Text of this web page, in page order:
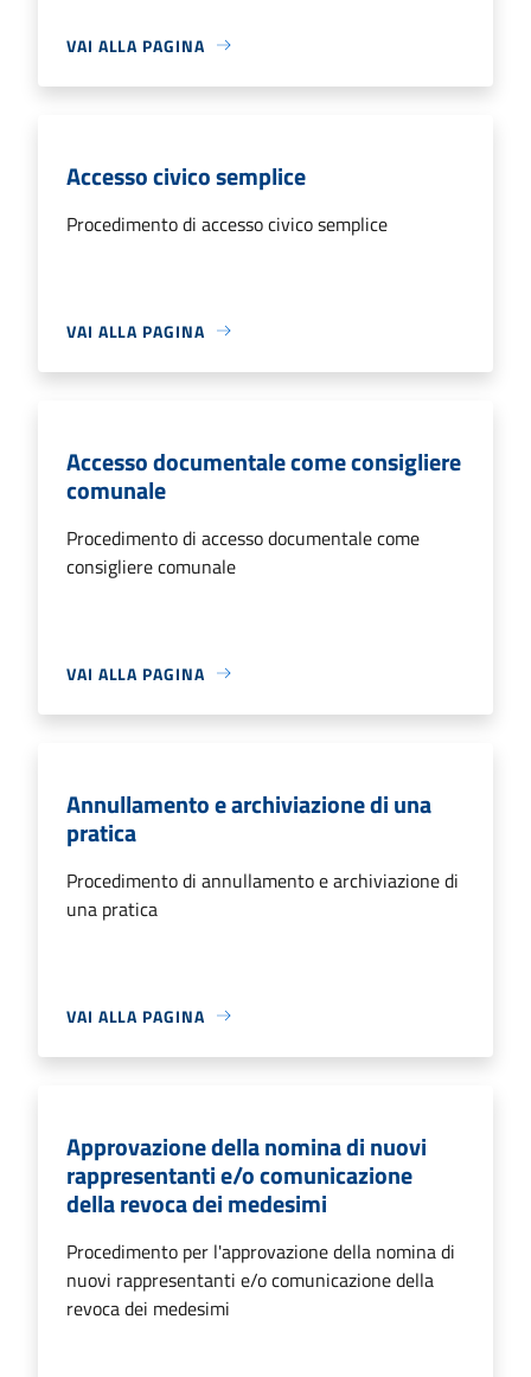
VAI ALLA PAGINA
Accesso civico semplice
Procedimento di accesso civico semplice
VAI ALLA PAGINA
Accesso documentale come consigliere
comunale
Procedimento di accesso documentale come
consigliere comunale
VAI ALLA PAGINA
Annullamento e archiviazione di una
pratica
Procedimento di annullamento e archiviazione di
una pratica
VAI ALLA PAGINA
Approvazione della nomina di nuovi
rappresentanti e/o comunicazione
della revoca dei medesimi
Procedimento per l'approvazione della nomina di
nuovi rappresentanti e/o comunicazione della
revoca dei medesimi